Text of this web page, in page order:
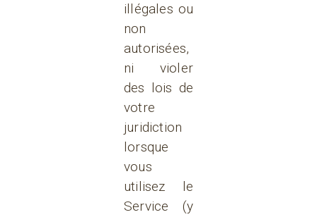
illégales ou
non
autorisées,
ni violer
des lois de
votre
juridiction
lorsque
vous
utilisez le
Service (y